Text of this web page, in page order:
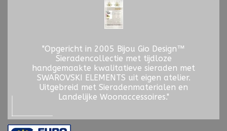
"Opgericht in 2005 Bijou Gio Design™
Sieradencollectie met tijdloze
handgemaakte kwalitatieve sieraden met
SWAROVSKI ELEMENTS uit eigen atelier.
Uitgebreid met Sieradenmaterialen en
Landelijke Woonaccessoires."